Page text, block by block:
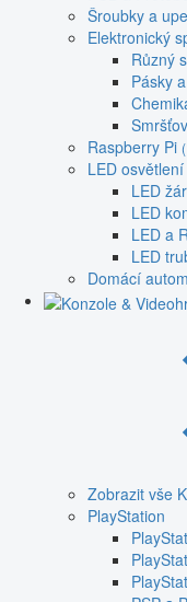
Šroubky a
Elektronický
Různý
Pásky
Raspberry Pi
LED osvětlení
LED
LED
LED a
LED
Domácí
Zobrazit vše
PlayStation